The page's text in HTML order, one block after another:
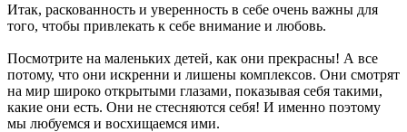
Итак, раскованность и уверенность в себе очень важны для
того, чтобы привлекать к себе внимание и любовь.
Посмотрите на маленьких детей, как они прекрасны! А все
потому, что они искренни и лишены комплексов. Они смотрят
на мир широко открытыми глазами, показывая себя такими,
какие они есть. Они не стесняются себя! И именно поэтому
мы любуемся и восхищаемся ими.